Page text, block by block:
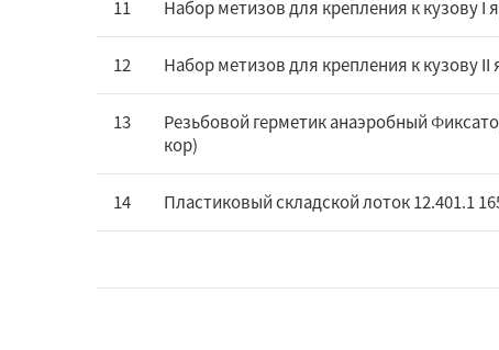
11 Набор метизов для крепления к кузову I
12 Набор метизов для крепления к кузову II
13
Резьбовой герметик анаэробный
кор)
14 Пластиковый складской лоток 12.401.1